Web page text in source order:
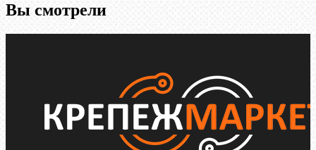
Вы смотрели